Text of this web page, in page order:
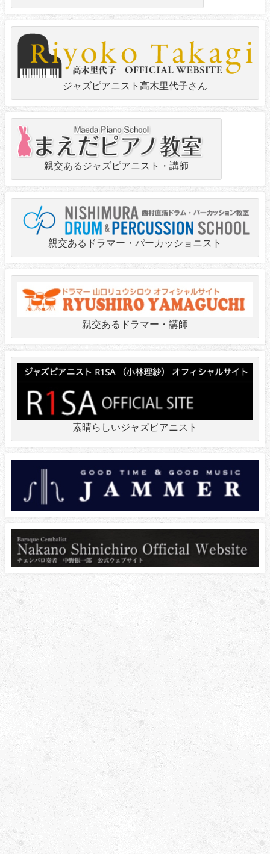
ジャズピアニスト高木里代子さん
親交あるジャズピアニスト・講師
親交あるドラマー・パーカッショニスト
親交あるドラマー・講師
素晴らしいジャズピアニスト